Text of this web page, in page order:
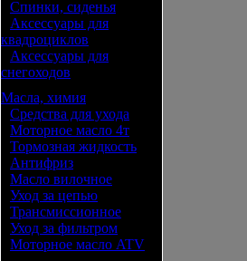
Спинки, сиденья
Аксессуары для
квадроциклов
Аксессуары для
снегоходов
Масла, химия
Средства для ухода
Моторное масло 4т
Тормозная жидкость
Антифриз
Масло вилочное
Уход за цепью
Трансмиссионное
Уход за фильтром
Моторное масло ATV